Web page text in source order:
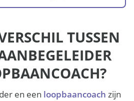
TUSSEN
en een loopbaancoach zijn